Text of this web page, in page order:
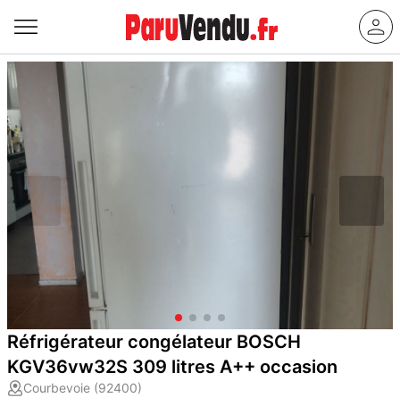
Réfrigérateur congélateur BOSCH
KGV36vw32S 309 litres A++ occasion
Courbevoie (92400)